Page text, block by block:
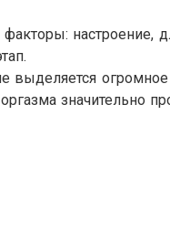
настроение,
выделяется
значительно